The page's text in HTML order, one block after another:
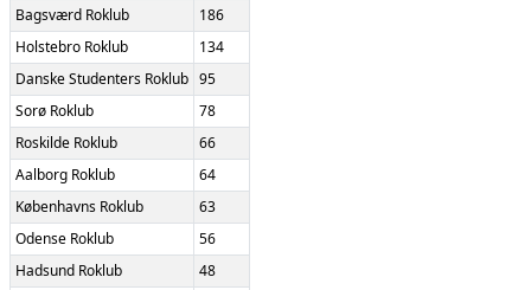
Bagsværd Roklub
186
Holstebro Roklub
134
Danske Studenters Roklub 95
Sorø Roklub
78
Roskilde Roklub
66
Aalborg Roklub
64
Københavns Roklub
63
Odense Roklub
56
Hadsund Roklub
48